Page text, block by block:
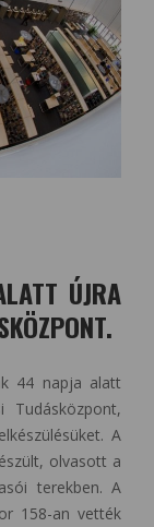
ÚJRA
44 napja alatt
A
olvasott a
terekben. A
158-an vették